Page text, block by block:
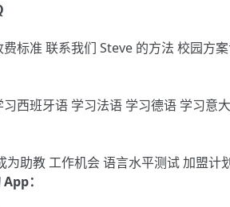
费标准 联系我们 Steve 的方法 校园方
习西班牙语 学习法语 学习德语 学习意
为助教工作机会语言水平测试加盟计
：